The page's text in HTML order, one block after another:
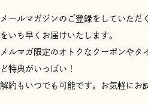
メールマガジンのご登録をしていただ
をいち早くお届けいたします。
メルマガ限定のオトクなクーポンやタ
ど特典がいっぱい！
解約もいつでも可能です。お気軽にお